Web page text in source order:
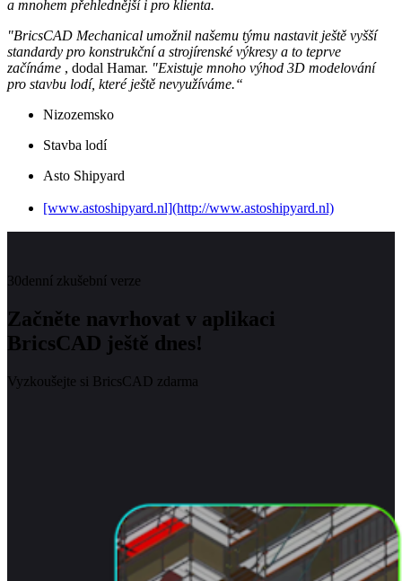
a mnohem přehlednější i pro klienta.
"BricsCAD Mechanical umožnil našemu týmu nastavit ještě vyšší
standardy pro konstrukční a strojírenské výkresy a to teprve
začínáme , dodal Hamar. "Existuje mnoho výhod 3D modelování
pro stavbu lodí, které ještě nevyužíváme.“
Nizozemsko
Stavba lodí
Asto Shipyard
[www.astoshipyard.nl](http://www.astoshipyard.nl)
30denní zkušební verze
Začněte navrhovat v aplikaci
BricsCAD ještě dnes!
Vyzkoušejte si BricsCAD zdarma